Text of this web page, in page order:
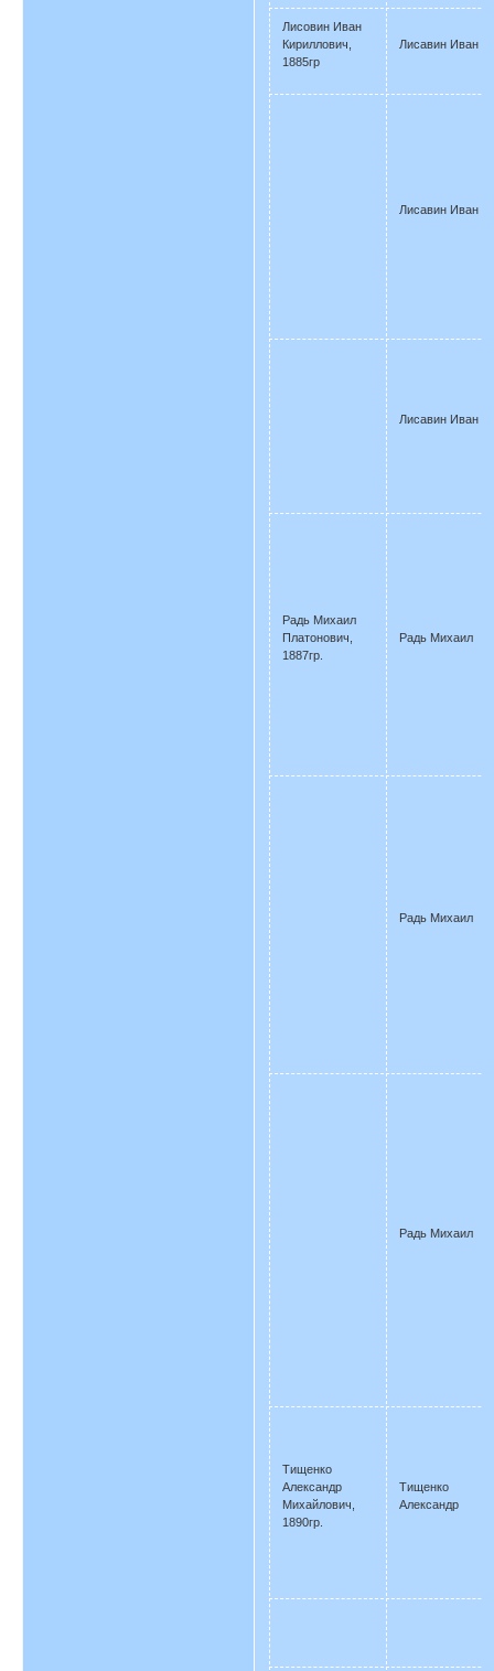
Лисовин Иван
Кириллович,
1885гр
Лисавин Иван
Лисавин Иван
Лисавин Иван
Радь Михаил
Платонович,
1887гр.
Радь Михаил
Радь Михаил
Радь Михаил
Тищенко
Александр
Михайлович,
1890гр.
Тищенко
Александр